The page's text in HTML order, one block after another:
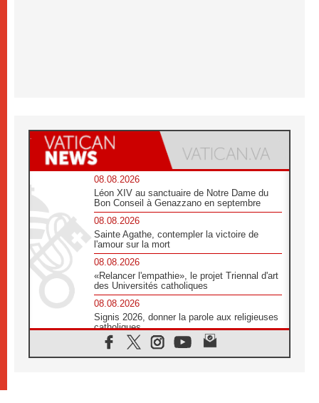
08.08.2026
Léon XIV au sanctuaire de Notre Dame du
Bon Conseil à Genazzano en septembre
08.08.2026
Sainte Agathe, contempler la victoire de
l'amour sur la mort
08.08.2026
«Relancer l'empathie», le projet Triennal d'art
des Universités catholiques
08.08.2026
Signis 2026, donner la parole aux religieuses
catholiques
08.08.2026
Au Bangladesh, l'Église accompagne les